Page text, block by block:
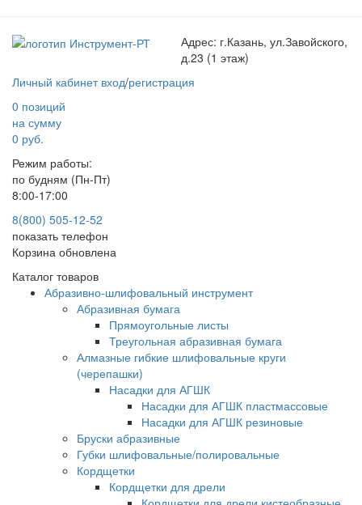
Адрес: г.Казань, ул.Завойского,
д.23 (1 этаж)
Личный кабинет вход/регистрация
0 позиций
на сумму
0 руб.
Режим работы:
по будням (Пн-Пт)
8:00-17:00
8(800) 505-12-52
показать телефон
Корзина обновлена
Каталог товаров
Абразивно-шлифовальный инструмент
Абразивная бумага
Прямоугольные листы
Треугольная абразивная бумага
Алмазные гибкие шлифовальные круги
(черепашки)
Насадки для АГШК
Насадки для АГШК пластмассовые
Насадки для АГШК резиновые
Бруски абразивные
Губки шлифовальные/полировальные
Кордщетки
Кордщетки для дрели